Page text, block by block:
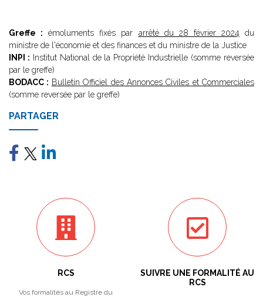
Greffe : émoluments fixés par arrêté du 28 février 2024 du
ministre de l'économie et des finances et du ministre de la Justice
INPI : Institut National de la Propriété Industrielle (somme reversée
par le greffe)
BODACC : Bulletin Officiel des Annonces Civiles et Commerciales
(somme reversée par le greffe)
PARTAGER
RCS
Vos formalités au Registre du
SUIVRE UNE FORMALITÉ AU
RCS